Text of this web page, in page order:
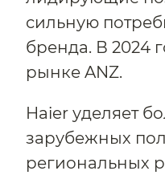
сильную
бренда. В 2024
рынке ANZ.
Haier уделяет
зарубежных
региональных